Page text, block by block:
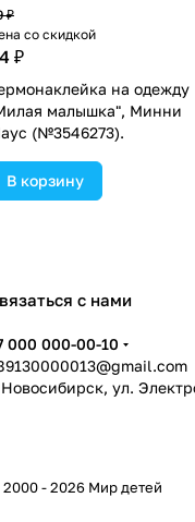
₽
со скидкой
₽
на одежду
малышка", Минни
(№3546273).
В корзину
с нами
000 000-00-10
Новосибирск, ул.
- 2026 Мир детей